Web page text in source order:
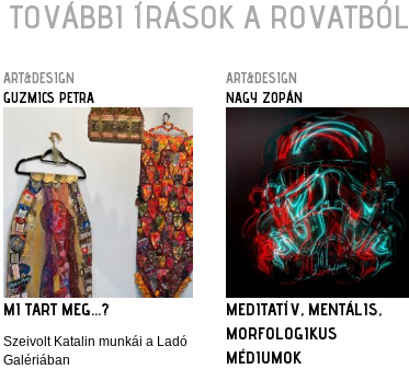
TOVÁBBI ÍRÁSOK A ROVATBÓL
ART&DESIGN
GUZMICS PETRA
MI TART MEG...?
Szeivolt Katalin munkái a Ladó
Galériában
ART&DESIGN
NAGY ZOPÁN
MEDITATÍV, MENTÁLIS,
MORFOLOGIKUS
MÉDIUMOK